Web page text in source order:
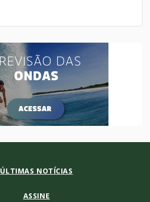
ÚLTIMAS NOTÍCIAS
ASSINE